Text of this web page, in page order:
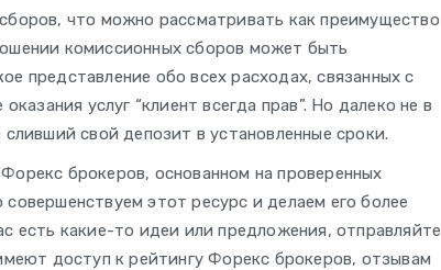
что можно рассматривать как преимущество
комиссионных сборов может быть
представление обо всех расходах, связанных с
услуг “клиент всегда прав”. Но далеко не в
свой депозит в установленные сроки.
брокеров, основанном на проверенных
этот ресурс и делаем его более
есть какие-то идеи или предложения, отправляйте
доступ к рейтингу Форекс брокеров, отзывам